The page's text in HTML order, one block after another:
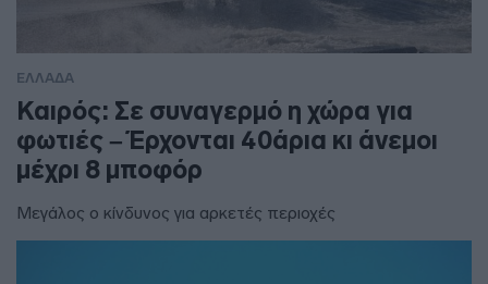
ΕΛΛΑΔΑ
Καιρός: Σε συναγερμό η χώρα για
φωτιές – Έρχονται 40άρια κι άνεμοι
μέχρι 8 μποφόρ
Μεγάλος ο κίνδυνος για αρκετές περιοχές